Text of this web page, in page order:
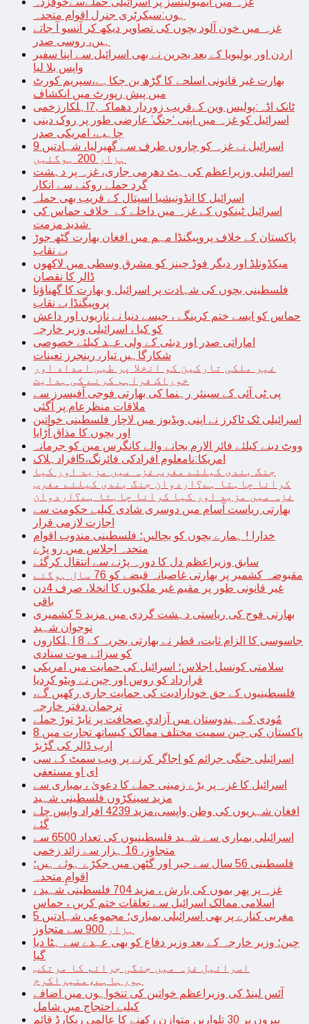
ہوں:سیکرٹری جنرل اقوام متحدہ
غزہ میں خون آلود بچوں کی تصاویر دیکھ کر آنسو آ جاتے
ہیں، روسی صدر
اردن اور بولیویا کے بعد بحرین نے بھی اسرائیل سے اپنا سفیر
واپس بلا لیا
بھارت غیر قانونی اسلحے کا گڑھ بن چکاہے،سپریم کورٹ
میں پیش رپورٹ میں انکشاف
ٹانک اڈہ:پولیس وین کےقریب زوردار دھماکہ,7اہلکارزخمی
اسرائیل کو غزہ میں اپنی ‘جنگ’ عارضی طور پر روک دینی
چاہیے، امریکی صدر
اسرائیل نے غزہ کو چاروں طرف سے گھیرلیا، شہادتیں 9
ہزار 200 ہوگئیں
اسرائیلی وزیراعظم کی ہٹ دھرمی جاری، غزہ پر دہشت
گرد حملے روکنے سے انکار
اسرائیل کا انڈونیشیا اسپتال کے قریب بھی حملہ
اسرائیل ٹینکوں کے غزہ میں داخلے کے خلاف حماس کی
پاکستان کے خلاف پروپیگنڈا مہم میں افغان بھارت گٹھ جوڑ
بے نقاب
میکڈونلڈ اور دیگر فوڈ چینز کو مشرق وسطی میں لاکھوں
ڈالر کا نقصان
فلسطینی بچوں کی شہادت پر اسرائیل و بھارت کا گھناؤنا
پروپیگنڈا بے نقاب
حماس کو ایسے ختم کرینگے ، جیسے دنیا نے نازیوں اور داعش
کو کیا ، اسرائیلی وزیر خارجہ
اماراتی صدر اور دبئی کے ولی عہد کیلئے خصوصی
شکارگاہیں تیار، رینجرز تعینات
غیر ملکی تارکین کو انخلا پر طبی امداد اور
خوراک فراہم کرنے کی ہدایت
پی ٹی آئی کے سینئر رہنما کی بھارتی فوجی آفیسرز سے
ملاقات منظرعام پر آگئی
اسرائیلی ٹک ٹاکرز نے اپنی ویڈیوز میں لاچار فلسطینی خواتین
اور بچوں کا مذاق اُڑایا
ووٹ دینے کیلئے فائر الارم بجانے والے کانگرس مین کو جرمانہ
امریکا:نامعلوم افرادکی فائرنگ،5افرادہلاک
جنگ بندی کیلئے مغرب غزہ میں مزید اور کیا
کرانا چاہتا ہے؟اردوان جنگ بندی کیلئے مغرب
غزہ میں مزید اور کیا کرانا چاہتا ہے؟اردوان
بھارتی ریاست آسام میں دوسری شادی کیلیے حکومت سے
اجازت لازمی قرار
خدارا ! ہمارے بچوں کو بچالیں؛ فلسطینی مندوب اقوام
متحدہ اجلاس میں رو پڑے
سابق وزیراعظم دل کا دورہ پڑنے سے انتقال کرگئے
مقبوضہ کشمیر پر بھارتی غاصبانہ قبضے کو 76 سال ہوگئے
غیر قانونی طور پر مقیم غیر ملکیوں کا انخلا، صرف 4دن
باقی
بھارتی فوج کی ریاستی دہشت گردی میں مزید 5 کشمیری
نوجوان شہید
جاسوسی کا الزام ثابت، قطر نے بھارتی بحریہ کے 8 اہلکاروں
کو سزائے موت سنادی
سلامتی کونسل اجلاس؛ اسرائیل کی حمایت میں امریکی
قرارداد کو روس اور چین نے ویٹو کردیا
فلسطینیوں کے حق خودارادیت کی حمایت جاری رکھیں گے،
ترجمان دفتر خارجہ
مُودی کے ہندوستان میں آزادیِ صحافت پر تابڑ توڑ حملے
پاکستان کی چین سمیت مختلف ممالک کیساتھ تجارت میں 8
ارب ڈالر کی گڑبڑ
اسرائیلی جنگی جرائم کو اجاگر کرنے پر ویب سمٹ کے سی
ای او مستعفی
اسرائیل کا غزہ پر بڑے زمینی حملے کا دعویٰ ، بمباری سے
مزید سینکڑوں فلسطینی شہید
افغان شہریوں کی وطن واپسی،مزید 4239 افراد واپس چلے
گئے
اسرائیلی بمباری سے شہید فلسطینیوں کی تعداد 6500 سے
متجاوز، 16 ہزار سے زائد زخمی
فلسطینی 56 سال سے جبر اور گٹھن میں جکڑے ہوئے ہیں؛
اقوامِ متحدہ
غزہ پر پھر بموں کی بارش ، مزید 704 فلسطینی شہید ،
اسلامی ممالک اسرائیل سے تعلقات ختم کریں ، حماس
مغربی کنارے پر بھی اسرائیلی بمباری؛ مجموعی شہادتیں 5
ہزار 900 سے متجاوز
چین؛ وزیر خارجہ کے بعد وزیر دفاع کو بھی عہدے سے ہٹا دیا
گیا
اسرائیل غزہ میں جنگی جرائم کا مرتکب
ہورہاہے،منیراکرم
آئس لینڈ کی وزیراعظم خواتین کی تنخواہوں میں اضافے
کیلیے احتجاج میں شامل
پیروں پر 30 تلواریں متوازن رکھنے کا عالمی ریکارڈ قائم